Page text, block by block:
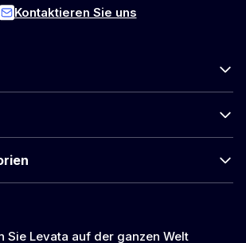
Kontaktieren Sie uns
Sie Levata auf der ganzen Welt